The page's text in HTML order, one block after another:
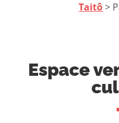
Taitô>
Espace